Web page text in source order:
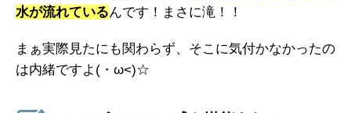
水が流れているんです！まさに滝！！
まぁ実際見たにも関わらず、そこに気付かなかったの
は内緒ですよ(・ω<)☆